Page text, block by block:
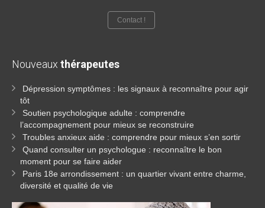
Contact !
Nouveaux thérapeutes
Dépression symptômes : les signaux à reconnaître pour agir
tôt
Soutien psychologique adulte : comprendre
l’accompagnement pour mieux se reconstruire
Troubles anxieux aide : comprendre pour mieux s’en sortir
Quand consulter un psychologue : reconnaître le bon
moment pour se faire aider
Paris 18e arrondissement : un quartier vivant entre charme,
diversité et qualité de vie